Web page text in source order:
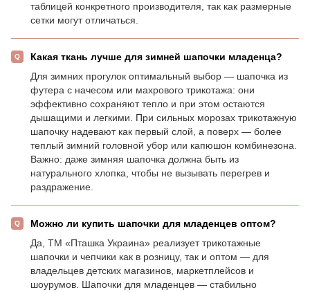
таблицей конкретного производителя, так как размерные
сетки могут отличаться.
Какая ткань лучше для зимней шапочки младенца?
Для зимних прогулок оптимальный выбор — шапочка из
футера с начесом или махрового трикотажа: они
эффективно сохраняют тепло и при этом остаются
дышащими и легкими. При сильных морозах трикотажную
шапочку надевают как первый слой, а поверх — более
теплый зимний головной убор или капюшон комбинезона.
Важно: даже зимняя шапочка должна быть из
натурального хлопка, чтобы не вызывать перегрев и
раздражение.
Можно ли купить шапочки для младенцев оптом?
Да, ТМ «Пташка Украина» реализует трикотажные
шапочки и чепчики как в розницу, так и оптом — для
владельцев детских магазинов, маркетплейсов и
шоурумов. Шапочки для младенцев — стабильно